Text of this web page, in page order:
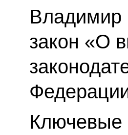
Владимир
закон «О
Ключевые